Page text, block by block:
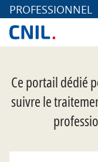
PROFESSIONNEL
Ce portail dédié
suivre le
*